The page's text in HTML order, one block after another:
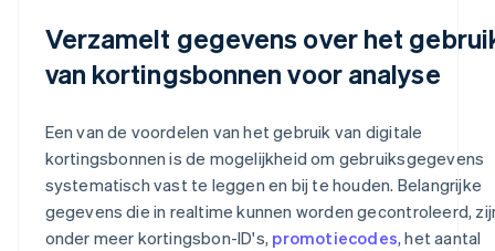
Verzamelt gegevens over het
van kortingsbonnen voor analyse
Een van de voordelen van het gebruik van digitale
kortingsbonnen is de mogelijkheid om gebruiksgegevens
systematisch vast te leggen en bij te houden. Belangrijke
gegevens die in realtime kunnen worden gecontroleerd,
onder meer kortingsbon-ID's, promotiecodes, het aantal